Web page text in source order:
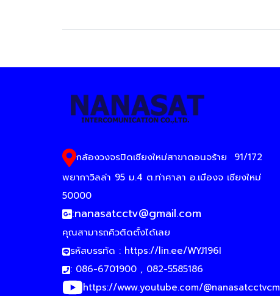
กล้องวงจรปิดเชียงใหม่สาขาดอนจร้าย
91/172
พยากาวิลล่า 95 ม.4 ต.ท่าศาลา อ.เมืองจ เชียงใหม่
50000
:nanasatcctv@gmail.com
คุณสามารถคิวติดตั้งได้เลย
รหัสบรรทัด : https://lin.ee/WYJ196I
: 086-6701900 , 082-5585186
https://www.youtube.com/@nanasatcctvcm